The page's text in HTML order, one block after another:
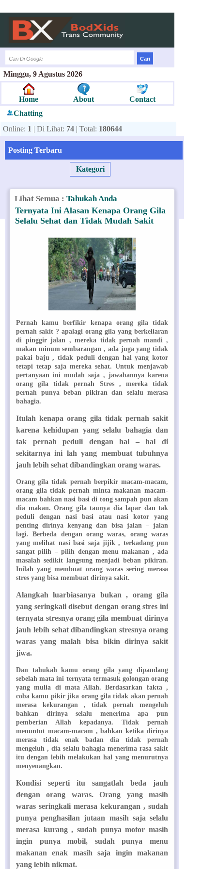
Minggu, 9 Agustus 2026
Home About
Contact
Chatting
Online: 1 | Di Lihat: 74 | Total: 180644
Posting Terbaru
Kategori
Lihat Semua : Tahukah Anda
Ternyata Ini Alasan Kenapa Orang Gila
Selalu Sehat dan Tidak Mudah Sakit
Pernah kamu berfikir kenapa orang gila tidak
pernah sakit ? apalagi orang gila yang berkeliaran
di pinggir jalan , mereka tidak pernah mandi ,
makan minum sembarangan , ada juga yang tidak
pakai baju , tidak peduli dengan hal yang kotor
tetapi tetap saja mereka sehat. Untuk menjawab
pertanyaan ini mudah saja , jawabannya karena
orang gila tidak pernah Stres , mereka tidak
pernah punya beban pikiran dan selalu merasa
bahagia.
Itulah kenapa orang gila tidak pernah sakit
karena kehidupan yang selalu bahagia dan
tak pernah peduli dengan hal – hal di
sekitarnya ini lah yang membuat tubuhnya
jauh lebih sehat dibandingkan orang waras.
Orang gila tidak pernah berpikir macam-macam,
orang gila tidak pernah minta makanan macam-
macam bahkan nasi basi di tong sampah pun akan
dia makan. Orang gila taunya dia lapar dan tak
peduli dengan nasi basi atau nasi kotor yang
penting dirinya kenyang dan bisa jalan – jalan
lagi. Berbeda dengan orang waras, orang waras
yang melihat nasi basi saja jijik , terkadang pun
sangat pilih – pilih dengan menu makanan , ada
masalah sedikit langsung menjadi beban pikiran.
Inilah yang membuat orang waras sering merasa
stres yang bisa membuat dirinya sakit.
Alangkah luarbiasanya bukan , orang gila
yang seringkali disebut dengan orang stres ini
ternyata stresnya orang gila membuat dirinya
jauh lebih sehat dibandingkan stresnya orang
waras yang malah bisa bikin dirinya sakit
jiwa.
Dan tahukah kamu orang gila yang dipandang
sebelah mata ini ternyata termasuk golongan orang
yang mulia di mata Allah. Berdasarkan fakta ,
coba kamu pikir jika orang gila tidak akan pernah
merasa kekurangan , tidak pernah mengeluh
bahkan dirinya selalu menerima apa pun
pemberian Allah kepadanya. Tidak pernah
menuntut macam-macam , bahkan ketika dirinya
merasa tidak enak badan dia tidak pernah
mengeluh , dia selalu bahagia menerima rasa sakit
itu dengan lebih melakukan hal yang menurutnya
menyenangkan.
Kondisi seperti itu sangatlah beda jauh
dengan orang waras. Orang yang masih
waras seringkali merasa kekurangan , sudah
punya penghasilan jutaan masih saja selalu
merasa kurang , sudah punya motor masih
ingin punya mobil, sudah punya menu
makanan enak masih saja ingin makanan
yang lebih nikmat.